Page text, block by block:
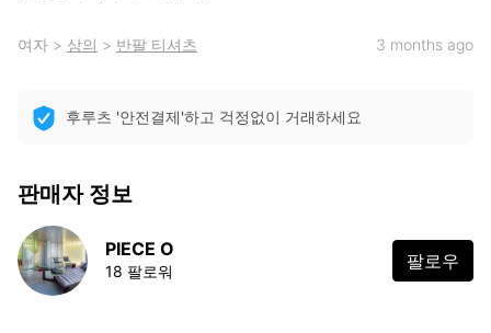
여자 > 상의 > 반팔 티셔츠 3 months ago
후루츠 '안전결제'하고 걱정없이 거래하세요
판매자 정보
PIECE O
18 팔로워 팔로우